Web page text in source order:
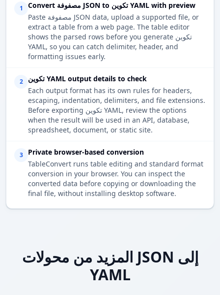
1
Convert مصفوفة JSON to تكوين YAML with preview
Paste مصفوفة JSON data, upload a supported file, or
extract a table from a web page. The table editor
shows the parsed rows before you generate تكوين
YAML, so you can catch delimiter, header, and
formatting issues early.
2
تكوين YAML output details to check
Each output format has its own rules for headers,
escaping, indentation, delimiters, and file extensions.
Before exporting تكوين YAML, review the options
when the result will be used in an API, database,
spreadsheet, document, or static site.
3
Private browser-based conversion
TableConvert runs table editing and standard format
conversion in your browser. You can inspect the
converted data before copying or downloading the
final file, without installing desktop software.
المزيد من محولات JSON إلى
YAML